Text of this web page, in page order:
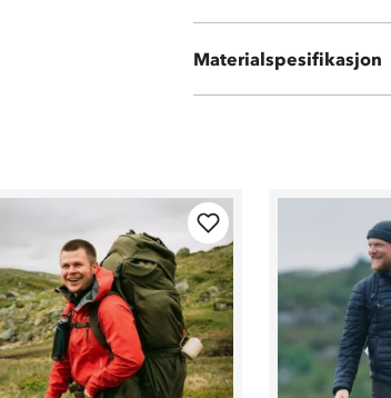
Materialspesifikasjon
Membran: ProreTex®